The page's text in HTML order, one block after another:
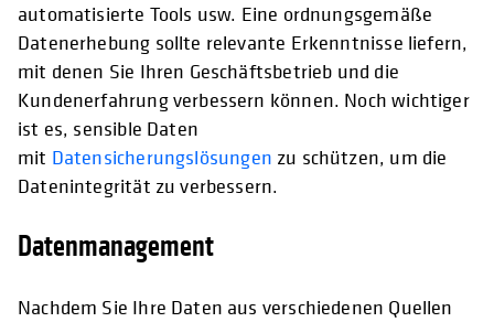
automatisierte Tools usw. Eine ordnungsgemäße
Datenerhebung sollte relevante Erkenntnisse liefern,
mit denen Sie Ihren Geschäftsbetrieb und die
Kundenerfahrung verbessern können. Noch wichtiger
ist es, sensible Daten
mit Datensicherungslösungen zu schützen, um die
Datenintegrität zu verbessern.
Datenmanagement
Nachdem Sie Ihre Daten aus verschiedenen Quellen